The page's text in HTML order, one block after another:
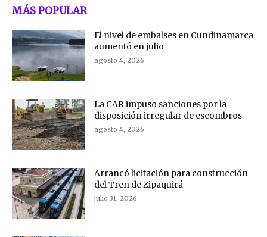
MÁS POPULAR
El nivel de embalses en Cundinamarca
aumentó en julio
agosto 4, 2026
La CAR impuso sanciones por la
disposición irregular de escombros
agosto 4, 2026
Arrancó licitación para construcción
del Tren de Zipaquirá
julio 31, 2026